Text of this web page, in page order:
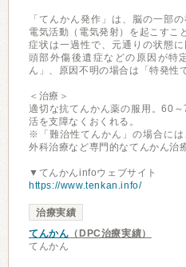
「てんかん発作」は、脳の一部
電気活動（電気発射）を起こすこ
症状は一過性で、元通りの状態
頭部外傷後遺症などの原因が特
ん」、原因不明の場合は「特発性
＜治療＞
適切な抗てんかん薬の服用。60
活を支障なくおくれる。
※「難治性てんかん」の場合に
外科治療など専門的なてんかん治
▼てんかんinfoウェブサイト
https://www.tenkan.info/
治療実績
てんかん （DPC治療実績）
てんかん